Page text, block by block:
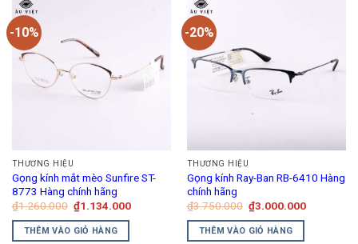
có
nhiều
biến
thể.
thể
được
chọn
trên
trang
sản
-10%
THƯƠNG HIỆU
Gọng kính mắt mèo Sunfire ST-
8773 Hàng chính hãng
₫1.260.000 Giá
gốc
là:
₫1.260.000.
₫1.134.000Giá
THÊM VÀO GIỎ HÀNG
-20%
THƯƠNG HIỆU
Gọng kính Ray-Ban RB-6410 Hàng
chính hãng
₫3.750.000 Giá
gốc
là:
₫3.750.000.
₫3.000.000Giá
THÊM VÀO GIỎ HÀNG